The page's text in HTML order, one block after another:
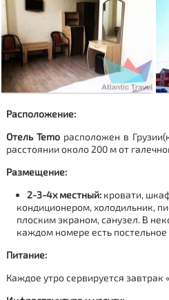
Расположение:
Отель Temo расположен в
расстоянии около 200 м от
Размещение:
2-3-4х местный:кровати,
кондиционером, холодильник,
плоским экраном, санузел. В
каждом номере есть
Питание:
Каждое утро сервируется завтрак